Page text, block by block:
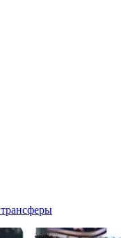
трансферы